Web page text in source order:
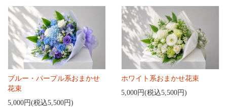
ブルー・パープル系おまかせ
花束
5,000円(税込5,500円)
ホワイト系おまかせ花束
5,000円(税込5,500円)